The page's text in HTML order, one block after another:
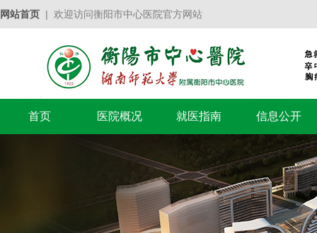
网站首页 | 欢迎访问衡阳市中心医院官方网站
首页 医院概况 就医指南 信息公开